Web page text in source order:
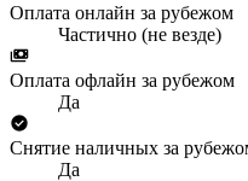
Оплата онлайн за рубежом
Частично (не везде)
Оплата офлайн за рубежом
Да
Снятие наличных за
Да